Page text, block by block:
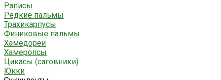
Раписы
Редкие пальмы
Трахикарпусы
Финиковые пальмы
Хамедореи
Хамеропсы
Цикасы (саговники)
Юкки